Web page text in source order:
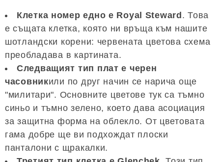
Клетка номер едно е Royal Steward . Това
е същата клетка, която ни връща към нашите
шотландски корени: червената цветова схема
преобладава в картината.
Следващият тип плат е черен
часовникили по друг начин се нарича още
"милитари". Основните цветове тук са тъмно
синьо и тъмно зелено, което дава асоциация
за защитна форма на облекло. От цветовата
гама добре ще ви подхождат плоски
панталони с щракалки.